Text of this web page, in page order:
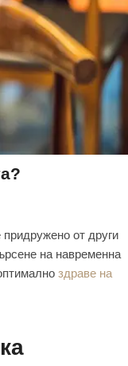
от други
на навременна
здраве на